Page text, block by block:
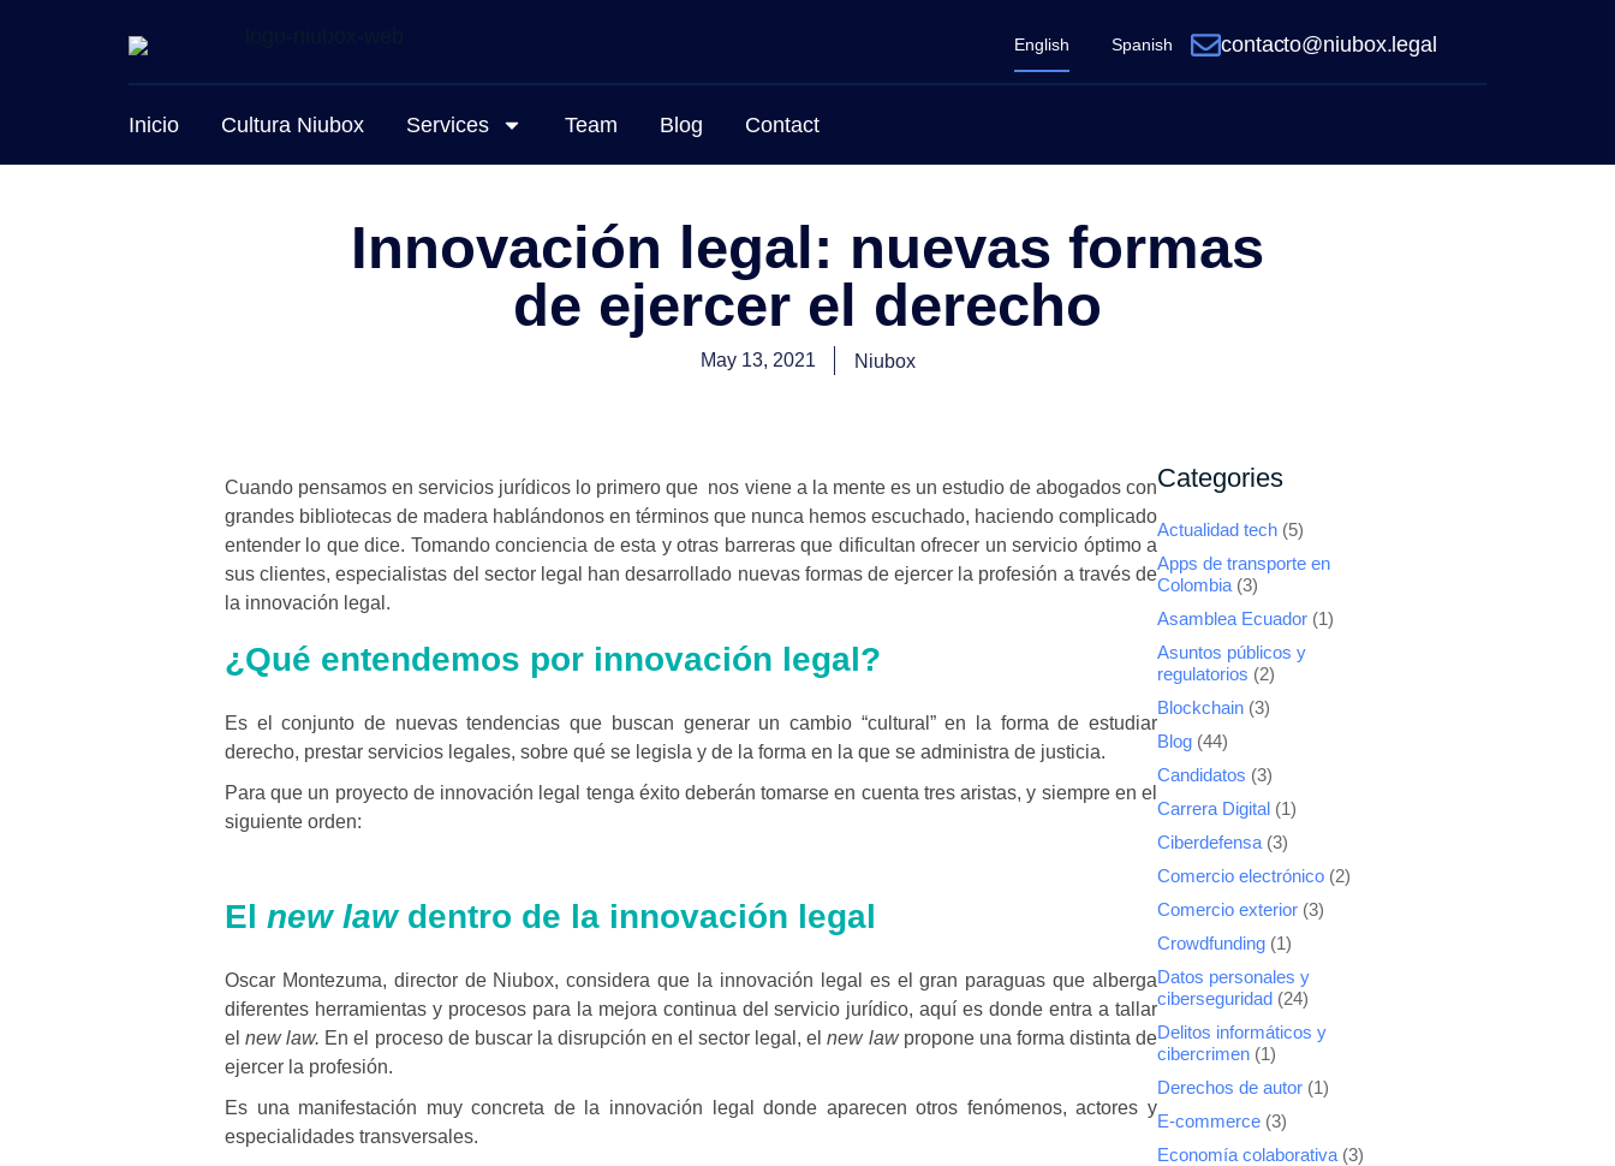
contacto@niubox.legal
English Spanish
Inicio Cultura Niubox Services Team Blog Contact
Innovación legal: nuevas formas
de ejercer el derecho
May 13, 2021 Niubox
Cuando pensamos en servicios jurídicos lo primero que nos viene a la mente es un estudio de abogados con
grandes bibliotecas de madera hablándonos en términos que nunca hemos escuchado, haciendo complicado
entender lo que dice. Tomando conciencia de esta y otras barreras que dificultan ofrecer un servicio óptimo a
sus clientes, especialistas del sector legal han desarrollado nuevas formas de ejercer la profesión a través de
la innovación legal.
¿Qué entendemos por innovación legal?
Es el conjunto de nuevas tendencias que buscan generar un cambio “cultural” en la forma de estudiar
derecho, prestar servicios legales, sobre qué se legisla y de la forma en la que se administra de justicia.
Para que un proyecto de innovación legal tenga éxito deberán tomarse en cuenta tres aristas, y siempre en el
siguiente orden:
El new lawdentro de la innovación legal
Oscar Montezuma, director de Niubox, considera que la innovación legal es el gran paraguas que alberga
diferentes herramientas y procesos para la mejora continua del servicio jurídico, aquí es donde entra a tallar
elnew law. En el proceso de buscar la disrupción en el sector legal, elnew lawpropone una forma distinta de
ejercer la profesión.
Es una manifestación muy concreta de la innovación legal donde aparecen otros fenómenos, actores y
especialidades transversales.
Categories
Actualidad tech (5)
Apps de transporte en
Colombia (3)
Asamblea Ecuador (1)
Asuntos públicos y
regulatorios (2)
Blockchain (3)
Blog (44)
Candidatos (3)
Carrera Digital (1)
Ciberdefensa (3)
Comercio electrónico (2)
Comercio exterior (3)
Crowdfunding (1)
Datos personales y
ciberseguridad (24)
Delitos informáticos y
cibercrimen (1)
Derechos de autor (1)
E-commerce (3)
Economía colaborativa (3)